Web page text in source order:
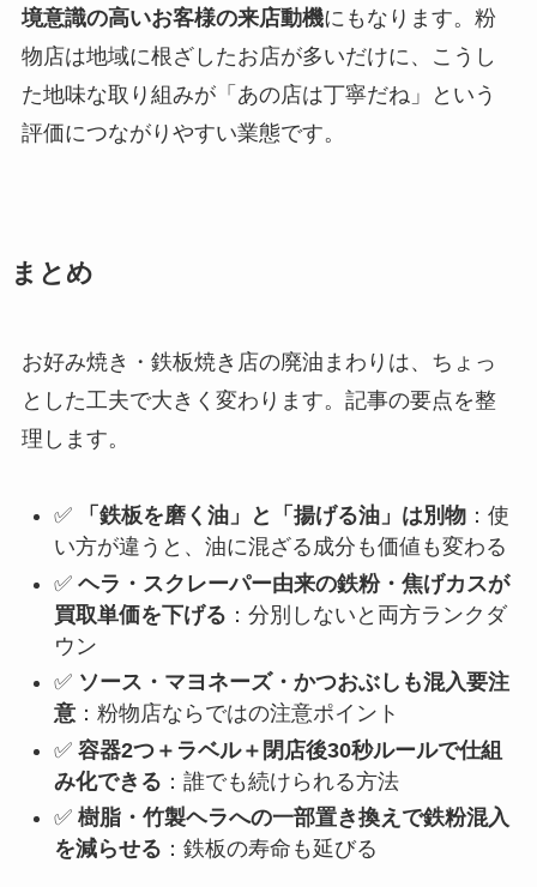
境意識の高いお客様の来店動機にもなります。粉
物店は地域に根ざしたお店が多いだけに、こうし
た地味な取り組みが「あの店は丁寧だね」という
評価につながりやすい業態です。
まとめ
お好み焼き・鉄板焼き店の廃油まわりは、ちょっ
とした工夫で大きく変わります。記事の要点を整
理します。
✅ 「鉄板を磨く油」と「揚げる油」は別物：使
い方が違うと、油に混ざる成分も価値も変わる
✅ ヘラ・スクレーパー由来の鉄粉・焦げカスが
買取単価を下げる ：分別しないと両方ランクダ
ウン
✅ ソース・マヨネーズ・かつおぶしも混入要注
意：粉物店ならではの注意ポイント
✅ 容器2つ＋ラベル＋閉店後30秒ルールで仕組
み化できる ：誰でも続けられる方法
✅ 樹脂・竹製ヘラへの一部置き換えで鉄粉混入
を減らせる ：鉄板の寿命も延びる